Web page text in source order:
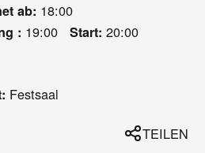
ab: 18:00
: 19:00 Start: 20:00
Festsaal
TEILEN